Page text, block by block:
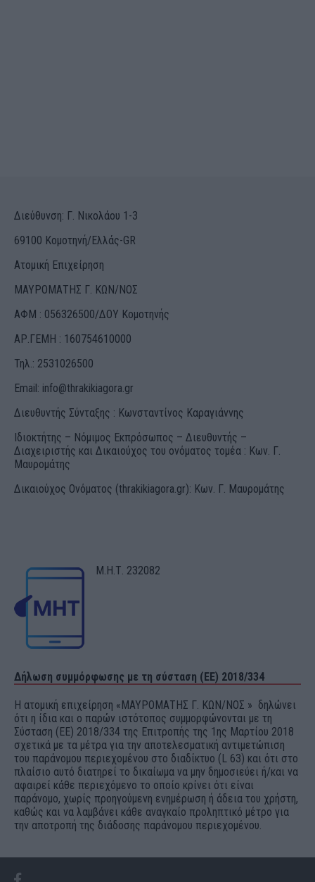
Διεύθυνση: Γ. Νικολάου 1-3
69100 Κομοτηνή/Ελλάς-GR
Ατομική Επιχείρηση
ΜΑΥΡΟΜΑΤΗΣ Γ. ΚΩΝ/ΝΟΣ
ΑΦΜ : 056326500/ΔOΥ Κομοτηνής
ΑΡ.ΓΕΜΗ : 160754610000
Τηλ.: 2531026500
Email: info@thrakikiagora.gr
Διευθυντής Σύνταξης : Κωνσταντίνος Καραγιάννης
Ιδιοκτήτης – Νόμιμος Εκπρόσωπος – Διευθυντής –
Διαχειριστής και Δικαιούχος του ονόματος τομέα : Κων. Γ.
Μαυρομάτης
Δικαιούχος Ονόματος (thrakikiagora.gr): Κων. Γ. Μαυρομάτης
Μ.Η.Τ. 232082
Δήλωση συμμόρφωσης με τη σύσταση (ΕΕ) 2018/334
Η ατομική επιχείρηση «ΜΑΥΡΟΜΑΤΗΣ Γ. ΚΩΝ/ΝΟΣ » δηλώνει
ότι η ίδια και ο παρών ιστότοπος συμμορφώνονται με τη
Σύσταση (ΕΕ) 2018/334 της Επιτροπής της 1ης Μαρτίου 2018
σχετικά με τα μέτρα για την αποτελεσματική αντιμετώπιση
του παράνομου περιεχομένου στο διαδίκτυο (L 63) και ότι στο
πλαίσιο αυτό διατηρεί το δικαίωμα να μην δημοσιεύει ή/και να
αφαιρεί κάθε περιεχόμενο το οποίο κρίνει ότι είναι
παράνομο, χωρίς προηγούμενη ενημέρωση ή άδεια του χρήστη,
καθώς και να λαμβάνει κάθε αναγκαίο προληπτικό μέτρο για
την αποτροπή της διάδοσης παράνομου περιεχομένου.